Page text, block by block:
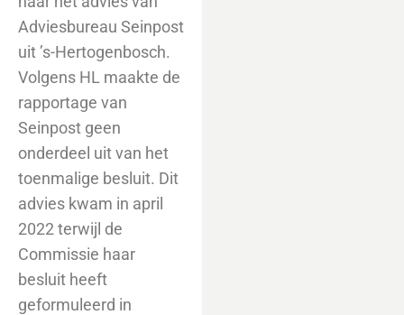
Adviesbureau Seinpost
uit ’s-Hertogenbosch.
Volgens HL maakte de
rapportage van
Seinpost geen
onderdeel uit van het
toenmalige besluit. Dit
advies kwam in april
2022 terwijl de
Commissie haar
besluit heeft
geformuleerd in